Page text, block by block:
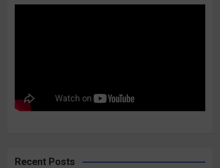
Recent Posts